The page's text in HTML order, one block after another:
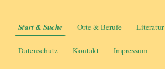
Start & Suche Orte & Berufe Literatur
Datenschutz Kontakt Impressum